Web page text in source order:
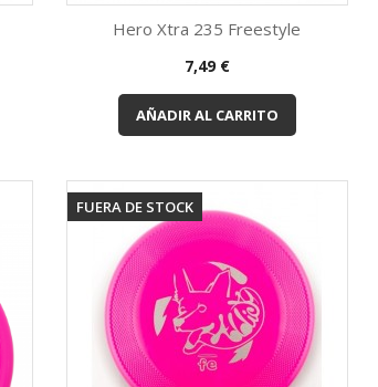
RosaVerde
Hero Xtra 235 Freestyle
Precio
7,49 €
AÑADIR AL CARRITO
FUERA DE STOCK